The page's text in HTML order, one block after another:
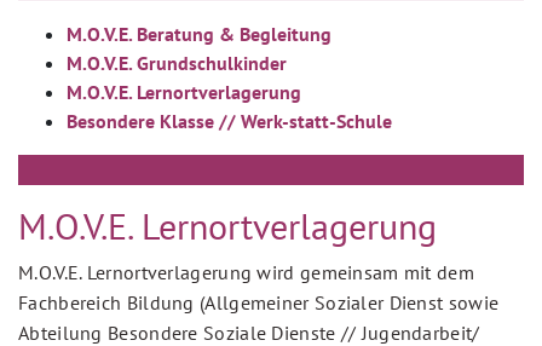
M.O.V.E. Beratung & Begleitung
M.O.V.E. Grundschulkinder
M.O.V.E. Lernortverlagerung
Besondere Klasse // Werk-statt-Schule
M.O.V.E. Lernortverlagerung
M.O.V.E. Lernortverlagerung wird gemeinsam mit dem
Fachbereich Bildung (Allgemeiner Sozialer Dienst sowie
Abteilung Besondere Soziale Dienste // Jugendarbeit/